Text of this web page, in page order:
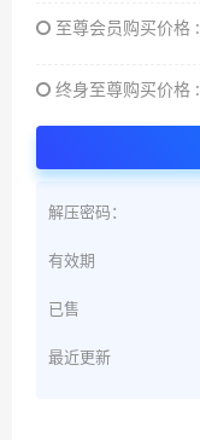
至尊会员购买价格 :
终身至尊购买价格 :
解压密码：
有效期
已售
最近更新